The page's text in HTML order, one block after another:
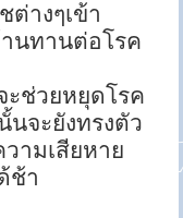
างๆเข้า
นทานต่อโรค
ะช่วยหยุดโรค
จะยังทรงตัว
ามเสียหาย
ช้า